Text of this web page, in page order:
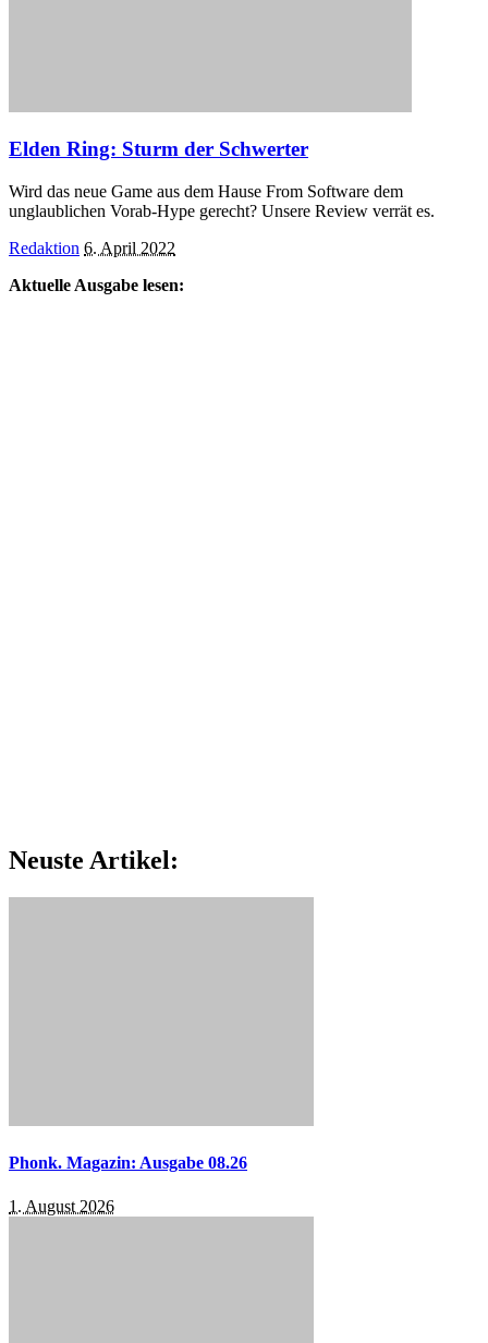
Elden Ring: Sturm der Schwerter
Wird das neue Game aus dem Hause From Software dem
unglaublichen Vorab-Hype gerecht? Unsere Review verrät es.
Posted
Redaktion 6. April 2022
Aktuelle Ausgabe lesen:
Neuste Artikel:
Phonk. Magazin: Ausgabe 08.26
1. August 2026